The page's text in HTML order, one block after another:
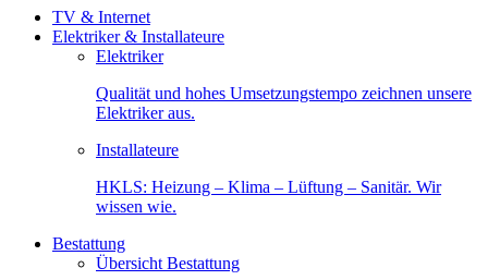
TV & Internet
Elektriker & Installateure
Elektriker
Qualität und hohes Umsetzungstempo zeichnen unsere
Elektriker aus.
Installateure
HKLS: Heizung – Klima – Lüftung – Sanitär. Wir
wissen wie.
Bestattung
Übersicht Bestattung